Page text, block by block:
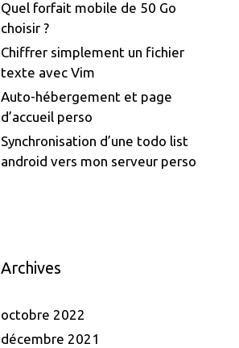
Quel forfait mobile de 50 Go
choisir ?
Chiffrer simplement un fichier
texte avec Vim
Auto-hébergement et page
d’accueil perso
Synchronisation d’une todo list
android vers mon serveur perso
Archives
octobre 2022
décembre 2021